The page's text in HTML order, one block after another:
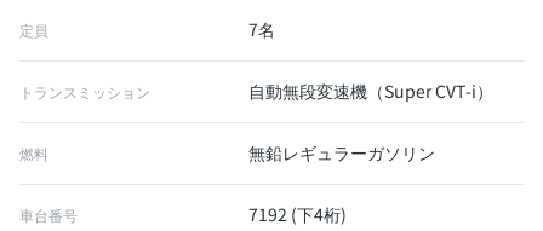
定員 7名
トランスミッション 自動無段変速機（Super CVT-i）
燃料 無鉛レギュラーガソリン
車台番号 7192 (下4桁)